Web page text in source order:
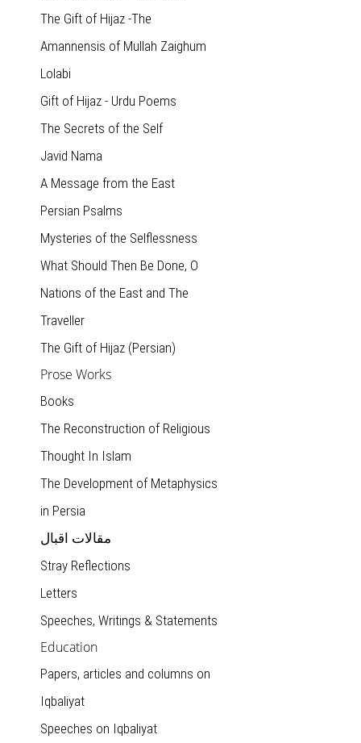
The Gift of Hijaz -The
Amannensis of Mullah Zaighum
Lolabi
Gift of Hijaz - Urdu Poems
The Secrets of the Self
Javid Nama
A Message from the East
Persian Psalms
Mysteries of the Selflessness
What Should Then Be Done, O
Nations of the East and The
Traveller
The Gift of Hijaz (Persian)
Prose Works
Books
The Reconstruction of Religious
Thought In Islam
The Development of Metaphysics
in Persia
مقالات اقبال
Stray Reflections
Letters
Speeches, Writings & Statements
Education
Papers, articles and columns on
Iqbaliyat
Speeches on Iqbaliyat